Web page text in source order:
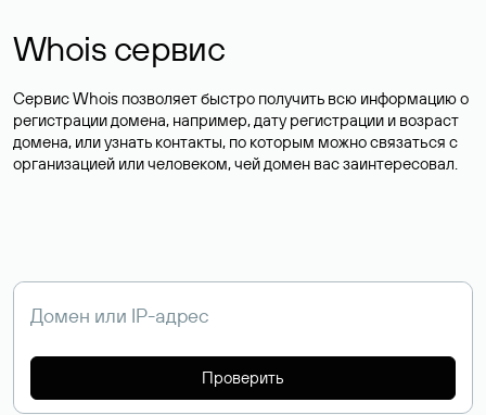
Whois сервис
Сервис Whois позволяет быстро получить всю информацию о
регистрации домена, например, дату регистрации и возраст
домена, или узнать контакты, по которым можно связаться с
организацией или человеком, чей домен вас заинтересовал.
Проверить